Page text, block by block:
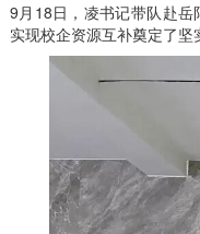
9月18日，凌书记带队赴
实现校企资源互补奠定了